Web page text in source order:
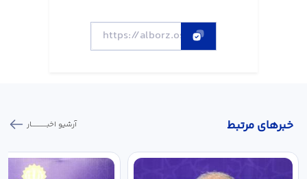
خبر‌های مرتبط آرشیو اخبـــــــــــار